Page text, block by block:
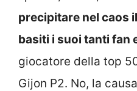
precipitare nel caos
basiti i suoi tanti fan
giocatore della top
Gijon P2. No, la